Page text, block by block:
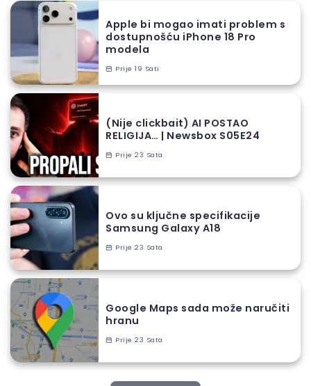
Apple bi mogao imati problem s
dostupnošću iPhone 18 Pro
modela
Prije 19 Sati
(Nije clickbait) AI POSTAO
RELIGIJA… | Newsbox S05E24
Prije 23 Sata
Ovo su ključne specifikacije
Samsung Galaxy A18
Prije 23 Sata
Google Maps sada može naručiti
hranu
Prije 23 Sata